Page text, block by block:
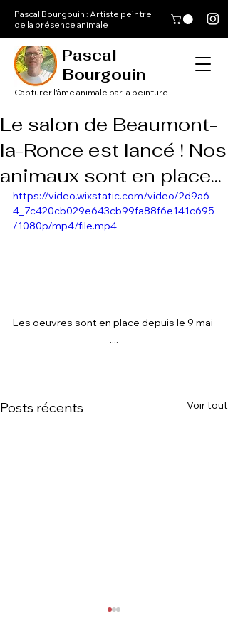
Pascal
Bourgouin
Capturer l'âme animale par la peinture
Pascal Bourgouin : Artiste peintre
de la présence animale
Le salon de Beaumont-
la-Ronce est lancé ! Nos
animaux sont en place...
https://video.wixstatic.com/video/2d9a6
4_7c420cb029e643cb99fa88f6e141c695
/1080p/mp4/file.mp4
Les oeuvres sont en place depuis le 9 mai
....
Posts récents Voir tout